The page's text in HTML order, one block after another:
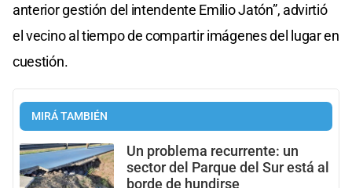
anterior gestión del intendente Emilio Jatón”, advirtió
el vecino al tiempo de compartir imágenes del lugar en
cuestión.
MIRÁ TAMBIÉN
Un problema recurrente: un
sector del Parque del Sur está al
borde de hundirse